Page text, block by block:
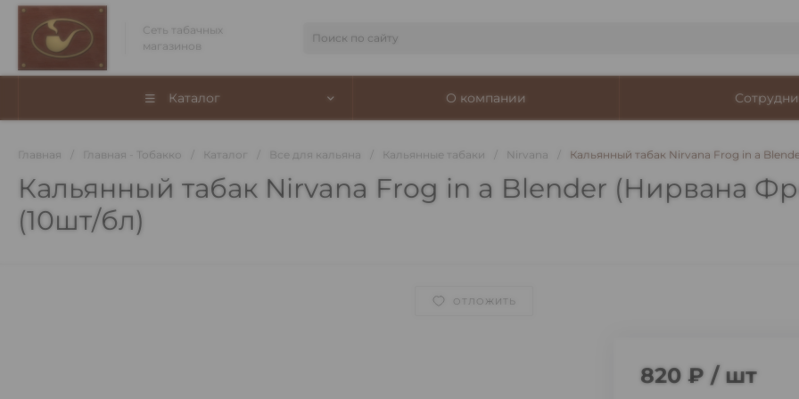
Сеть табачных
магазинов
Каталог О компании
Главная Главная - Тобакко Каталог Все для кальяна Кальянные табаки Nirvana Кальянный табак Nirvana Frog in a
Кальянный табак Nirvana Frog in a Blender (Нирвана
(10шт/бл)
ОТЛОЖИТЬ
820 ₽ / шт